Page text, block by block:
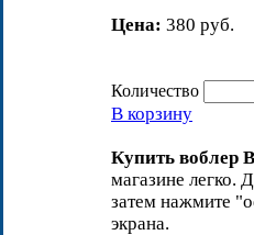
Цена: 380 руб.
Количество
В корзину
Купить воблер
магазине легко.
затем нажмите
экрана.